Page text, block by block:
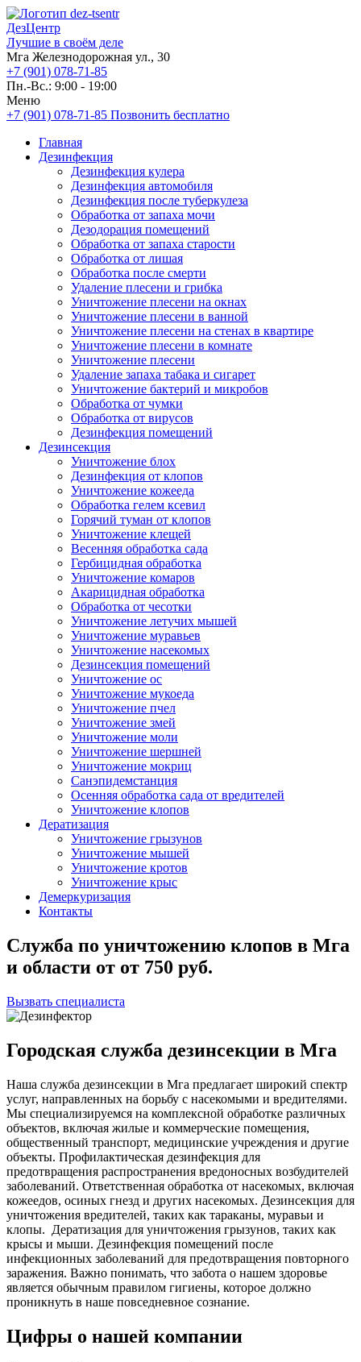
ДезЦентр
Лучшие в своём деле
Мга Железнодорожная ул., 30
+7 (901) 078-71-85
Пн.-Вс.: 9:00 - 19:00
Меню
+7 (901) 078-71-85 Позвонить бесплатно
Главная
Дезинфекция
Дезинфекция кулера
Дезинфекция автомобиля
Дезинфекция после туберкулеза
Обработка от запаха мочи
Дезодорация помещений
Обработка от запаха старости
Обработка от лишая
Обработка после смерти
Удаление плесени и грибка
Уничтожение плесени на окнах
Уничтожение плесени в ванной
Уничтожение плесени на стенах в квартире
Уничтожение плесени в комнате
Уничтожение плесени
Удаление запаха табака и сигарет
Уничтожение бактерий и микробов
Обработка от чумки
Обработка от вирусов
Дезинфекция помещений
Дезинсекция
Уничтожение блох
Дезинфекция от клопов
Уничтожение кожееда
Обработка гелем ксевил
Горячий туман от клопов
Уничтожение клещей
Весенняя обработка сада
Гербицидная обработка
Уничтожение комаров
Акарицидная обработка
Обработка от чесотки
Уничтожение летучих мышей
Уничтожение муравьев
Уничтожение насекомых
Дезинсекция помещений
Уничтожение ос
Уничтожение мукоеда
Уничтожение пчел
Уничтожение змей
Уничтожение моли
Уничтожение шершней
Уничтожение мокриц
Санэпидемстанция
Осенняя обработка сада от вредителей
Уничтожение клопов
Дератизация
Уничтожение грызунов
Уничтожение мышей
Уничтожение кротов
Уничтожение крыс
Демеркуризация
Контакты
Служба по уничтожению клопов в Мга
и области от от 750 руб.
Вызвать специалиста
Городская служба дезинсекции в Мга
Наша служба дезинсекции в Мга предлагает широкий спектр
услуг, направленных на борьбу с насекомыми и вредителями.
Мы специализируемся на комплексной обработке различных
объектов, включая жилые и коммерческие помещения,
общественный транспорт, медицинские учреждения и другие
объекты. Профилактическая дезинфекция для
предотвращения распространения вредоносных возбудителей
заболеваний. Ответственная обработка от насекомых, включая
кожеедов, осиных гнезд и других насекомых. Дезинсекция для
уничтожения вредителей, таких как тараканы, муравьи и
клопы. Дератизация для уничтожения грызунов, таких как
крысы и мыши. Дезинфекция помещений после
инфекционных заболеваний для предотвращения повторного
заражения. Важно понимать, что забота о нашем здоровье
является обычным правилом гигиены, которое должно
проникнуть в наше повседневное сознание.
Цифры о нашей компании